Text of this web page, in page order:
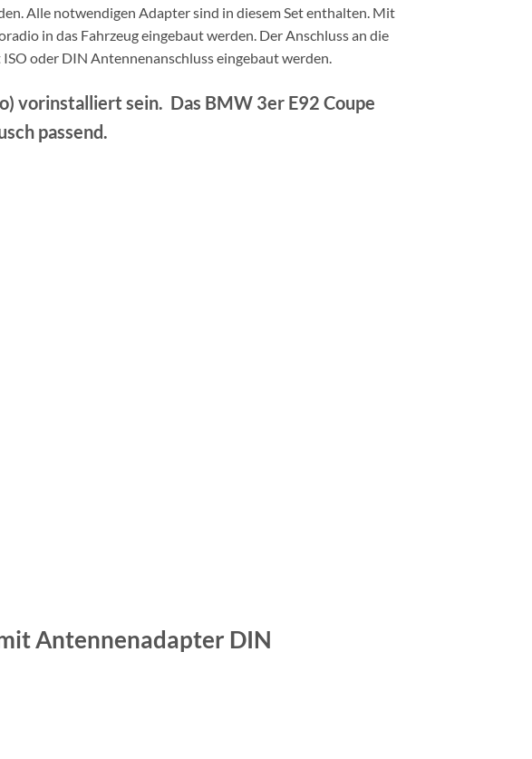
Alle notwendigen Adapter sind in diesem Set enthalten. Mit
in das Fahrzeug eingebaut werden. Der Anschluss an die
oder DIN Antennenanschluss eingebaut werden.
vorinstalliert sein. Das BMW 3er E92 Coupe
passend.
Antennenadapter DIN